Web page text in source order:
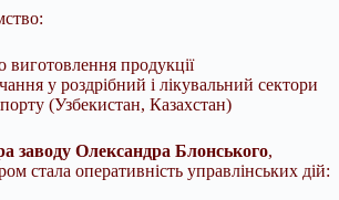
виготовлення продукції
у роздрібний і лікувальний сектори
(Узбекистан, Казахстан)
заводу Олександра Блонського,
стала оперативність управлінських дій: